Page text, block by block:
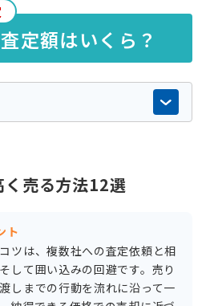
査定額はいくら？
売る方法12選
ト
ツは、複数社への査定依頼と相
して囲い込みの回避です。売り
しまでの行動を流れに沿って一